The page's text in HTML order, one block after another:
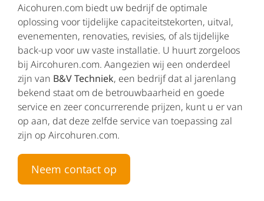
Aicohuren.com biedt uw bedrijf de optimale
oplossing voor tijdelijke capaciteitstekorten, uitval,
evenementen, renovaties, revisies, of als tijdelijke
back-up voor uw vaste installatie. U huurt zorgeloos
bij Aircohuren.com. Aangezien wij een onderdeel
zijn van B&V Techniek, een bedrijf dat al jarenlang
bekend staat om de betrouwbaarheid en goede
service en zeer concurrerende prijzen, kunt u er van
op aan, dat deze zelfde service van toepassing zal
zijn op Aircohuren.com.
Neem contact op